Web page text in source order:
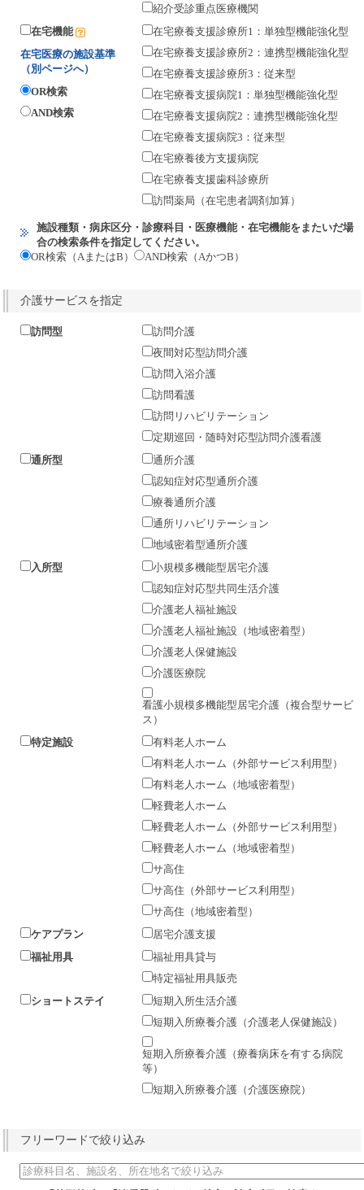
紹介受診重点医療機関
在宅機能
在宅医療の施設基準
（別ページへ）
OR検索
AND検索
在宅療養支援診療所1：単独型機能強化型
在宅療養支援診療所2：連携型機能強化型
在宅療養支援診療所3：従来型
在宅療養支援病院1：単独型機能強化型
在宅療養支援病院2：連携型機能強化型
在宅療養支援病院3：従来型
在宅療養後方支援病院
在宅療養支援歯科診療所
訪問薬局（在宅患者調剤加算）
施設種類・病床区分・診療科目・医療機能・在宅機能をまたいだ場
合の検索条件を指定してください。
OR検索（AまたはB）
AND検索（AかつB）
介護サービスを指定
訪問型
訪問介護
夜間対応型訪問介護
訪問入浴介護
訪問看護
訪問リハビリテーション
定期巡回・随時対応型訪問介護看護
通所型
通所介護
認知症対応型通所介護
療養通所介護
通所リハビリテーション
地域密着型通所介護
入所型
小規模多機能型居宅介護
認知症対応型共同生活介護
介護老人福祉施設
介護老人福祉施設（地域密着型）
介護老人保健施設
介護医療院
看護小規模多機能型居宅介護（複合型サービ
ス）
特定施設
有料老人ホーム
有料老人ホーム（外部サービス利用型）
有料老人ホーム（地域密着型）
軽費老人ホーム
軽費老人ホーム（外部サービス利用型）
軽費老人ホーム（地域密着型）
サ高住
サ高住（外部サービス利用型）
サ高住（地域密着型）
ケアプラン
居宅介護支援
福祉用具
福祉用具貸与
特定福祉用具販売
ショートステイ
短期入所生活介護
短期入所療養介護（介護老人保健施設）
短期入所療養介護（療養病床を有する病院
等）
短期入所療養介護（介護医療院）
フリーワードで絞り込み